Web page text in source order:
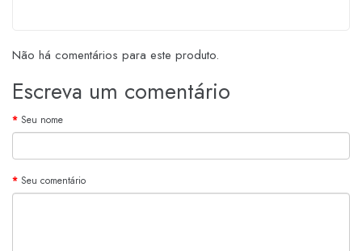
Não há comentários para este produto.
Escreva um comentário
Seu nome
Seu comentário